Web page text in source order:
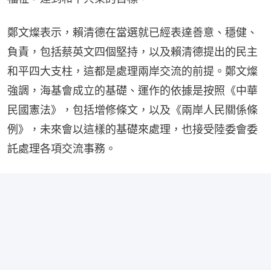
鄭文燦表示，賴清德在當選就已經表達善意、穩健、
負責，包括蔡英文四個堅持，以及賴清德提出的民主
和平四大支柱，這都是處理兩岸交流的前提。鄭文燦
強調，海基會成立的基礎、運作的依據是按照《中華
民國憲法》，包括增修條文，以及《兩岸人民關係條
例》，未來會以這樣的基礎來處理，也接受陸委會委
託處理各項交流事務。